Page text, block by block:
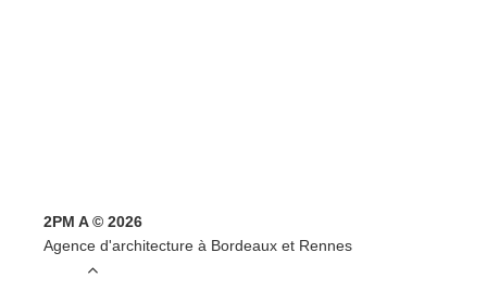
2PM A © 2026
Agence d'architecture à Bordeaux et Rennes
